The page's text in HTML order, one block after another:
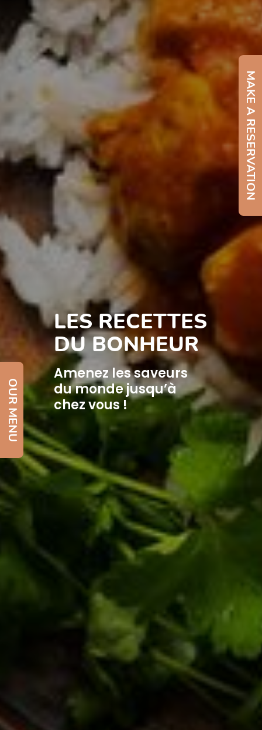
LES RECETTES
DU BONHEUR
Amenez les saveurs
du monde jusqu’à
chez vous !
OUR MENU
MAKE A RESERVATION